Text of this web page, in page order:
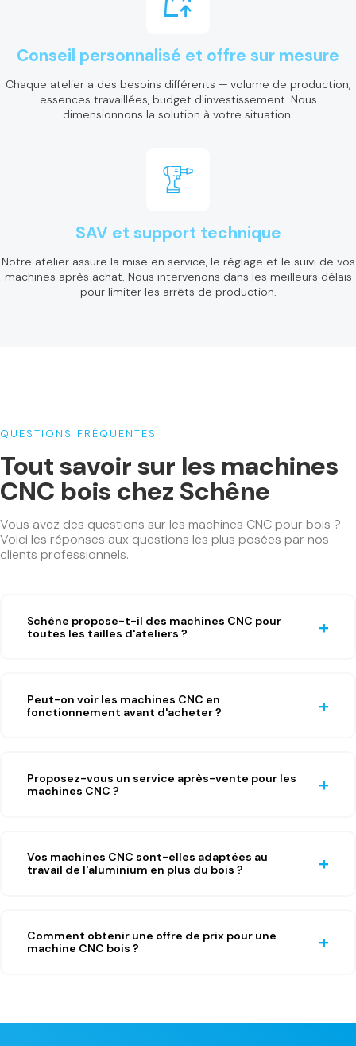
Conseil personnalisé et offre sur mesure
Chaque atelier a des besoins différents — volume de production,
essences travaillées, budget d'investissement. Nous
dimensionnons la solution à votre situation.
SAV et support technique
Notre atelier assure la mise en service, le réglage et le suivi de vos
machines après achat. Nous intervenons dans les meilleurs délais
pour limiter les arrêts de production.
QUESTIONS FRÉQUENTES
Tout savoir sur les machines
CNC bois chez Schêne
Vous avez des questions sur les machines CNC pour bois ?
Voici les réponses aux questions les plus posées par nos
clients professionnels.
Schêne propose-t-il des machines CNC pour
toutes les tailles d'ateliers ?
Peut-on voir les machines CNC en
fonctionnement avant d'acheter ?
Proposez-vous un service après-vente pour les
machines CNC ?
Vos machines CNC sont-elles adaptées au
travail de l'aluminium en plus du bois ?
Comment obtenir une offre de prix pour une
machine CNC bois ?